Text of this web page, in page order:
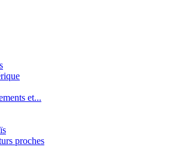
et...
proches